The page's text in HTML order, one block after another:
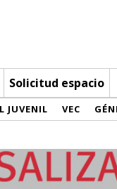
Solicitud espacio
JUVENIL VEC